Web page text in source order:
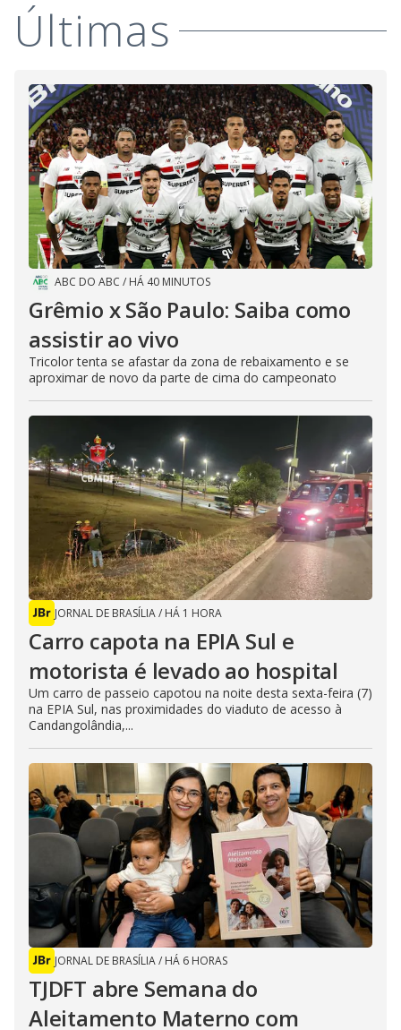
Últimas
ABC DO ABC / HÁ 40 MINUTOS
Grêmio x São Paulo: Saiba como
assistir ao vivo
Tricolor tenta se afastar da zona de rebaixamento e se
aproximar de novo da parte de cima do campeonato
JORNAL DE BRASÍLIA/ HÁ 1 HORA
Carro capota na EPIA Sul e
motorista é levado ao hospital
Um carro de passeio capotou na noite desta sexta-feira (7)
na EPIA Sul, nas proximidades do viaduto de acesso à
Candangolândia,...
JORNAL DE BRASÍLIA/ HÁ 6 HORAS
TJDFT abre Semana do
Aleitamento Materno com